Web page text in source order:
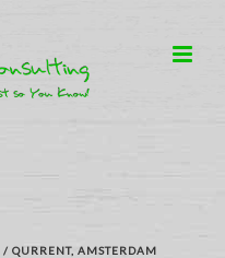
/ QURRENT, AMSTERDAM